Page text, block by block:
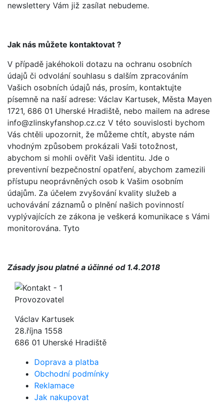
newslettery Vám již zasílat nebudeme.
Jak nás můžete kontaktovat ?
V případě jakéhokoli dotazu na ochranu osobních
údajů či odvolání souhlasu s dalším zpracováním
Vašich osobních údajů nás, prosím, kontaktujte
písemně na naší adrese: Václav Kartusek, Města Mayen
1721, 686 01 Uherské Hradiště, nebo mailem na adrese
info@zlinskyfanshop.cz.cz V této souvislosti bychom
Vás chtěli upozornit, že můžeme chtít, abyste nám
vhodným způsobem prokázali Vaši totožnost,
abychom si mohli ověřit Vaši identitu. Jde o
preventivní bezpečnostní opatření, abychom zamezili
přístupu neoprávněných osob k Vašim osobním
údajům. Za účelem zvyšování kvality služeb a
uchovávání záznamů o plnění našich povinností
vyplývajících ze zákona je veškerá komunikace s Vámi
monitorována. Tyto
Zásady jsou platné a účinné od 1.4.2018
Provozovatel
Václav Kartusek
28.října 1558
686 01 Uherské Hradiště
Doprava a platba
Obchodní podmínky
Reklamace
Jak nakupovat